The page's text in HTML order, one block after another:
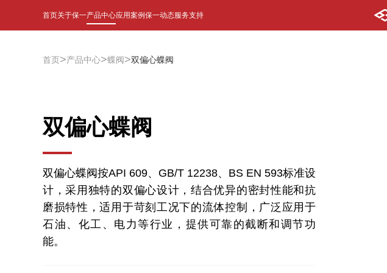
首页关于保一产品中心应用案例保一动态服务支持
首页>产品中心>蝶阀>双偏心蝶阀
双偏心蝶阀
双偏心蝶阀按API 609、GB/T 12238、BS EN 593标准设
计，采用独特的双偏心设计，结合优异的密封性能和抗
磨损特性，适用于苛刻工况下的流体控制，广泛应用于
石油、化工、电力等行业，提供可靠的截断和调节功
能。